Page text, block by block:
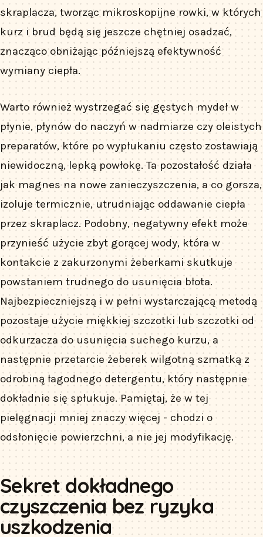
skraplacza, tworząc mikroskopijne rowki, w których
kurz i brud będą się jeszcze chętniej osadzać,
znacząco obniżając późniejszą efektywność
wymiany ciepła.
Warto również wystrzegać się gęstych mydeł w
płynie, płynów do naczyń w nadmiarze czy oleistych
preparatów, które po wypłukaniu często zostawiają
niewidoczną, lepką powłokę. Ta pozostałość działa
jak magnes na nowe zanieczyszczenia, a co gorsza,
izoluje termicznie, utrudniając oddawanie ciepła
przez skraplacz. Podobny, negatywny efekt może
przynieść użycie zbyt gorącej wody, która w
kontakcie z zakurzonymi żeberkami skutkuje
powstaniem trudnego do usunięcia błota.
Najbezpieczniejszą i w pełni wystarczającą metodą
pozostaje użycie miękkiej szczotki lub szczotki od
odkurzacza do usunięcia suchego kurzu, a
następnie przetarcie żeberek wilgotną szmatką z
odrobiną łagodnego detergentu, który następnie
dokładnie się spłukuje. Pamiętaj, że w tej
pielęgnacji mniej znaczy więcej - chodzi o
odsłonięcie powierzchni, a nie jej modyfikację.
Sekret dokładnego
czyszczenia bez ryzyka
uszkodzenia